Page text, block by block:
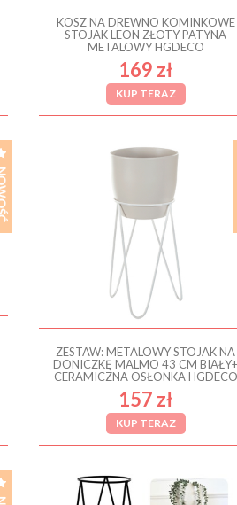
KOSZ NA DREWNO KOMINKOWE
STOJAK LEON ZŁOTY PATYNA
METALOWY HGDECO
169 zł
KUP TERAZ
ZESTAW: METALOWY STOJAK NA
DONICZKĘ MALMO 43 CM BIAŁY+
CERAMICZNA OSŁONKA HGDECO
157 zł
KUP TERAZ